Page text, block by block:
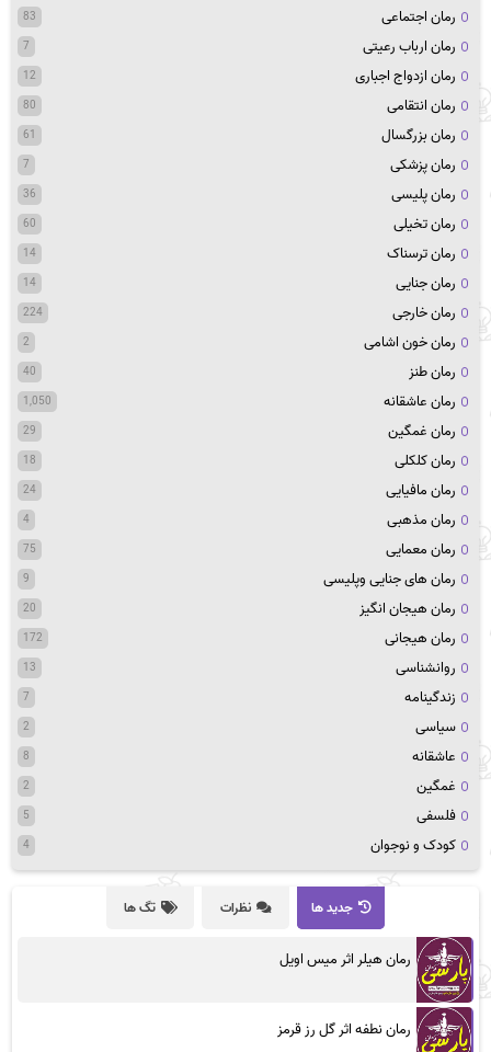
رمان اجتماعی 83
رمان ارباب رعیتی 7
رمان ازدواج اجباری 12
رمان انتقامی 80
رمان بزرگسال 61
رمان پزشکی 7
رمان پلیسی 36
رمان تخیلی 60
رمان ترسناک 14
رمان جنایی 14
رمان خارجی 224
رمان خون اشامی 2
رمان طنز 40
رمان عاشقانه 1,050
رمان غمگین 29
رمان کلکلی 18
رمان مافیایی 24
رمان مذهبی 4
رمان معمایی 75
رمان های جنایی وپلیسی 9
رمان هیجان انگیز 20
رمان هیجانی 172
روانشناسی 13
زندگینامه 7
سیاسی 2
عاشقانه 8
غمگین 2
فلسفی 5
کودک و نوجوان 4
جدید ها نظرات تگ ها
رمان هیلر اثر میس اویل
رمان نطفه اثر گل رز قرمز